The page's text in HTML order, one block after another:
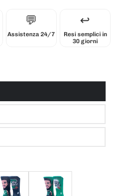
💬
Assistenza 24/7
↩️
Resi semplici in
30 giorni